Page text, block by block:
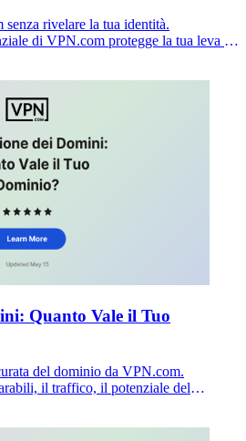
rivelare la tua identità.
di VPN.com protegge la tua leva e
Quanto Vale il Tuo
del dominio da VPN.com.
il traffico, il potenziale del